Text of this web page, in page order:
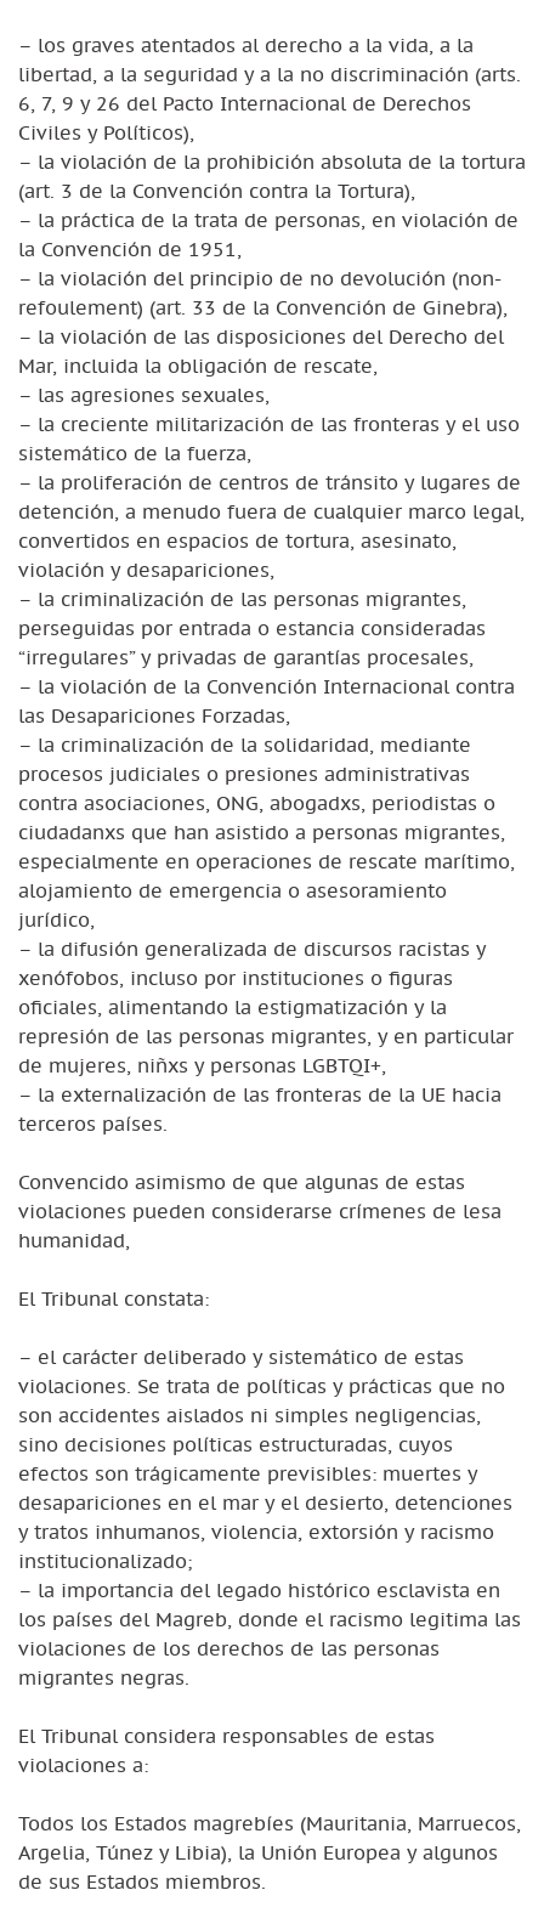
– los graves atentados al derecho a la vida, a la
libertad, a la seguridad y a la no discriminación (arts.
6, 7, 9 y 26 del Pacto Internacional de Derechos
Civiles y Políticos),
– la violación de la prohibición absoluta de la tortura
(art. 3 de la Convención contra la Tortura),
– la práctica de la trata de personas, en violación de
la Convención de 1951,
– la violación del principio de no devolución (non-
refoulement) (art. 33 de la Convención de Ginebra),
– la violación de las disposiciones del Derecho del
Mar, incluida la obligación de rescate,
– las agresiones sexuales,
– la creciente militarización de las fronteras y el uso
sistemático de la fuerza,
– la proliferación de centros de tránsito y lugares de
detención, a menudo fuera de cualquier marco legal,
convertidos en espacios de tortura, asesinato,
violación y desapariciones,
– la criminalización de las personas migrantes,
perseguidas por entrada o estancia consideradas
“irregulares” y privadas de garantías procesales,
– la violación de la Convención Internacional contra
las Desapariciones Forzadas,
– la criminalización de la solidaridad, mediante
procesos judiciales o presiones administrativas
contra asociaciones, ONG, abogadxs, periodistas o
ciudadanxs que han asistido a personas migrantes,
especialmente en operaciones de rescate marítimo,
alojamiento de emergencia o asesoramiento
jurídico,
– la difusión generalizada de discursos racistas y
xenófobos, incluso por instituciones o figuras
oficiales, alimentando la estigmatización y la
represión de las personas migrantes, y en particular
de mujeres, niñxs y personas LGBTQI+,
– la externalización de las fronteras de la UE hacia
terceros países.
Convencido asimismo de que algunas de estas
violaciones pueden considerarse crímenes de lesa
humanidad,
El Tribunal constata:
– el carácter deliberado y sistemático de estas
violaciones. Se trata de políticas y prácticas que no
son accidentes aislados ni simples negligencias,
sino decisiones políticas estructuradas, cuyos
efectos son trágicamente previsibles: muertes y
desapariciones en el mar y el desierto, detenciones
y tratos inhumanos, violencia, extorsión y racismo
institucionalizado;
– la importancia del legado histórico esclavista en
los países del Magreb, donde el racismo legitima las
violaciones de los derechos de las personas
migrantes negras.
El Tribunal considera responsables de estas
violaciones a:
Todos los Estados magrebíes (Mauritania, Marruecos,
Argelia, Túnez y Libia), la Unión Europea y algunos
de sus Estados miembros.